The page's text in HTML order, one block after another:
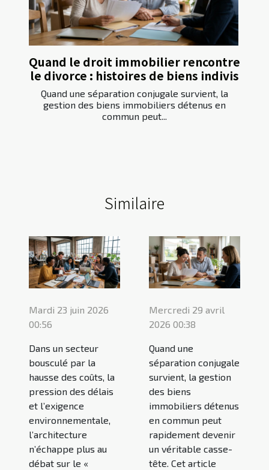
Quand le droit immobilier rencontre
le divorce : histoires de biens indivis
Quand une séparation conjugale survient, la
gestion des biens immobiliers détenus en
commun peut...
Similaire
Mardi 23 juin 2026
00:56
Dans un secteur
bousculé par la
hausse des coûts, la
pression des délais
et l’exigence
environnementale,
l’architecture
n’échappe plus au
débat sur le «
Mercredi 29 avril
2026 00:38
Quand une
séparation conjugale
survient, la gestion
des biens
immobiliers détenus
en commun peut
rapidement devenir
un véritable casse-
tête. Cet article